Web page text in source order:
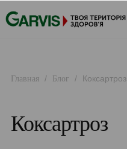
Главная / Блог / Коксартроз
Коксартроз